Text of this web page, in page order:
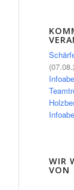
Office 365
WIR
VON